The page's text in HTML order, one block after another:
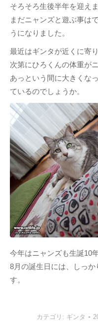
そろそろ生後半年を迎えま
まだニャンズと遊ぶ事は
うになりました。
最近はギンタが近くに寄
次第にひろくんの体重が
あっという間に大きくな
ているのでしょうか。
今年はニャンズも生誕10
8月の誕生日には、しっ
す。
カテゴリ: ギンタ